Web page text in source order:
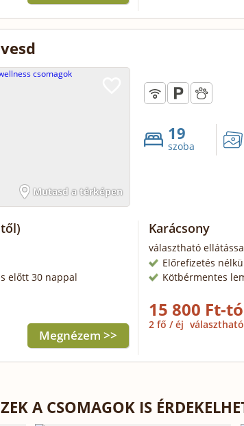
Mutasd a térképen
19
szoba
előtt 30 nappal
Megnézem >>
Karácsony
választható
Előrefizetés
Kötbérmentes
15 800 Ft-
2 fő / éj
A CSOMAGOK IS